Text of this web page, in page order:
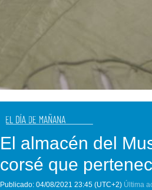
El almacén del
corsé que
Publicado: 04/08/2021 23:45 (UTC+2) Última